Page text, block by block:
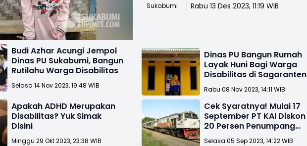
Sukabumi Rabu 13 Des 2023, 11:19 WIB
Budi Azhar Acungi Jempol
Dinas PU Sukabumi, Bangun
Rutilahu Warga Disabilitas
Selasa 14 Nov 2023, 19:48 WIB
Dinas PU Bangun Rumah
Layak Huni Bagi Warga
Disabilitas di Sagaranten
Sukabumi
Rabu 08 Nov 2023, 14:11 WIB
Apakah ADHD Merupakan
Disabilitas? Yuk Simak
Disini
Minggu 29 Okt 2023, 23:38 WIB
Cek Syaratnya! Mulai 17
September PT KAI Diskon
20 Persen Penumpang
Disabilitas
Selasa 05 Sep 2023, 14:22 WIB